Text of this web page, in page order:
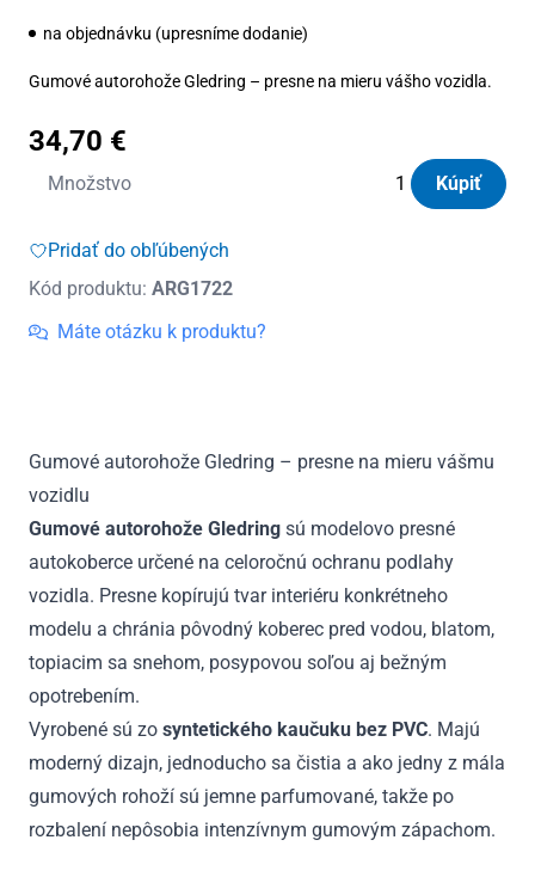
na objednávku (upresníme dodanie)
Gumové autorohože Gledring – presne na mieru vášho vozidla.
34,70 €
Množstvo
množstvo
gumové
Fiat
500
Kúpiť
Pridať do obľúbených
Kód produktu: ARG1722
Máte otázku k produktu?
Gumové autorohože Gledring – presne na mieru vášmu
vozidlu
Gumové autorohože Gledring sú modelovo presné
autokoberce určené na celoročnú ochranu podlahy
vozidla. Presne kopírujú tvar interiéru konkrétneho
modelu a chránia pôvodný koberec pred vodou, blatom,
topiacim sa snehom, posypovou soľou aj bežným
opotrebením.
Vyrobené sú zo syntetického kaučuku bez PVC. Majú
moderný dizajn, jednoducho sa čistia a ako jedny z mála
gumových rohoží sú jemne parfumované, takže po
rozbalení nepôsobia intenzívnym gumovým zápachom.